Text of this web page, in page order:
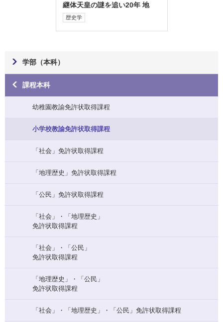
継体天皇の謎を追い20年 地
元・越前で一族の痕跡をたどる
【歴史学のしおり：堀 大介先
歴史学
学部（本科）
課程本科
幼稚園教諭免許状取得課程
小学校教諭免許状取得課程
「社会」免許状取得課程
「地理歴史」免許状取得課程
「公民」免許状取得課程
「社会」・「地理歴史」
免許状取得課程
「社会」・「公民」
免許状取得課程
「地理歴史」・「公民」
免許状取得課程
「社会」・「地理歴史」・「公民」免許状取得課程